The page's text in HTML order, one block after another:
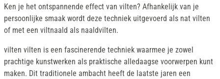
Ken je het ontspannende effect van vilten? Afhankelijk van je
persoonlijke smaak wordt deze techniek uitgevoerd als nat vilten
of met een viltnaald als naaldvilten.
vilten vilten is een fascinerende techniek waarmee je zowel
prachtige kunstwerken als praktische alledaagse voorwerpen kunt
maken. Dit traditionele ambacht heeft de laatste jaren een